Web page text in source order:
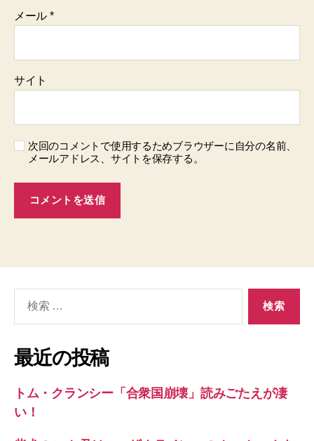
メール *
サイト
次回のコメントで使用するためブラウザーに自分の名前、
メールアドレス、サイトを保存する。
象:
最近の投稿
トム・クランシー「合衆国崩壊」読みごたえが凄
い！